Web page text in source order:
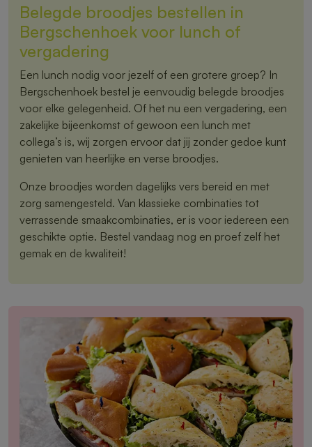
Belegde broodjes bestellen in
Bergschenhoek voor lunch of
vergadering
Een lunch nodig voor jezelf of een grotere groep? In
Bergschenhoek bestel je eenvoudig belegde broodjes
voor elke gelegenheid. Of het nu een vergadering, een
zakelijke bijeenkomst of gewoon een lunch met
collega’s is, wij zorgen ervoor dat jij zonder gedoe kunt
genieten van heerlijke en verse broodjes.
Onze broodjes worden dagelijks vers bereid en met
zorg samengesteld. Van klassieke combinaties tot
verrassende smaakcombinaties, er is voor iedereen een
geschikte optie. Bestel vandaag nog en proef zelf het
gemak en de kwaliteit!